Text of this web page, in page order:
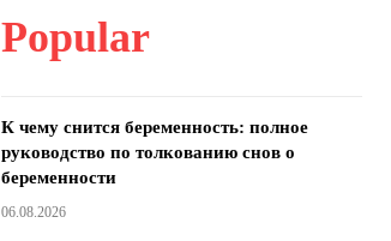
Popular
К чему снится беременность: полное
руководство по толкованию снов о
беременности
06.08.2026